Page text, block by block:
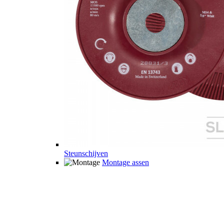
Steunschijven
Montage assen